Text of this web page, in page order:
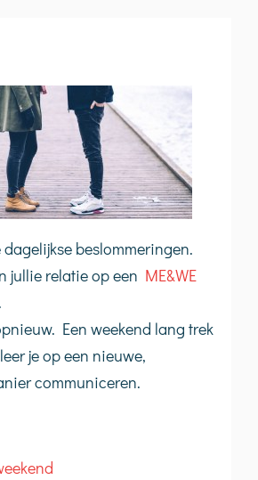
dagelijkse beslommeringen.
jullie relatie op een ME&WE
.
Een weekend lang trek
je op een nieuwe,
communiceren.